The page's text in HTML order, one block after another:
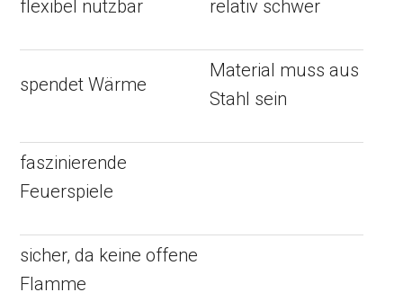
flexibel nutzbar relativ schwer
spendet Wärme
Material muss aus
Stahl sein
faszinierende
Feuerspiele
sicher, da keine offene
Flamme